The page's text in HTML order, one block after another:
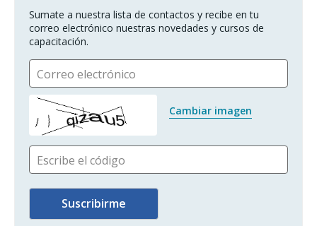
Sumate a nuestra lista de contactos y recibe en tu
correo electrónico nuestras novedades y cursos de
capacitación.
Correo electrónico
Cambiar imagen
Escribe el código